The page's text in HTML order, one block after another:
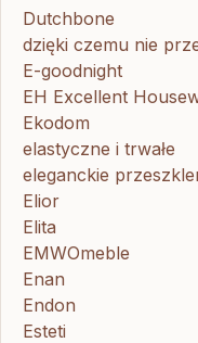
Dutchbone
dzięki czemu nie
E-goodnight
EH Excellent
Ekodom
elastyczne i trwałe
eleganckie
Elior
Elita
EMWOmeble
Enan
Endon
Esteti